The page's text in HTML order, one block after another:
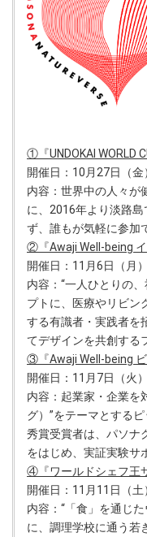
①『UNDOKAI WORLD
開催日：10月27日（金
内容：世界中の人々が
に、2016年より淡路
ず、誰もが気軽に参加
②『Awaji Well-being イ
開催日：11月6日（月）
内容：“一人ひとりの
プトに、医療やリビン
する有識者・実践者を
てデザインを共創する
③『Awaji Well-being ビ
開催日：11月7日（火）
内容：起業家・企業を
グ）”をテーマとする
秀賞受賞者は、パソナ
をはじめ、実証実験サ
④『ワールドシェフ王
開催日：11月11日（土
内容：“「食」を通じ
に、調理学校に通う若